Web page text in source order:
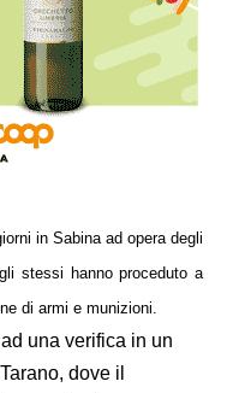
in Sabina ad opera degli
stessi hanno proceduto a
di armi e munizioni.
ad una verifica in un
dove il